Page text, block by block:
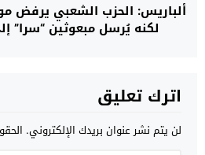
ألباريس: الحزب الشعبي يرفض
لكنه يُرسل مبعوثين “سرا”
اترك تعليق
لن يتم نشر عنوان بريدك الإلكتروني.